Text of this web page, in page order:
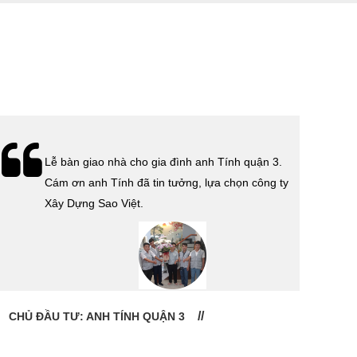
Lễ bàn giao nhà cho gia đình anh Tính quận 3.
Cám ơn anh Tính đã tin tưởng, lựa chọn công ty
Xây Dựng Sao Việt.
CHỦ ĐẦU TƯ: ANH TÍNH QUẬN 3